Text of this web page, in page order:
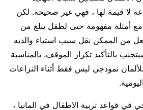
لا قيمة لها ، فهي غير صحيحة. لكن
أمثلة مفهومة حتى لطفل يبلغ من
ستجعل من الممكن نقل سبب استياء والديه
بالتأكيد تكرار الموقف. بالمناسبة
نموذجي ليس فقط أثناء النزاعات
في قواعد تربية الاطفال في المانيا ،